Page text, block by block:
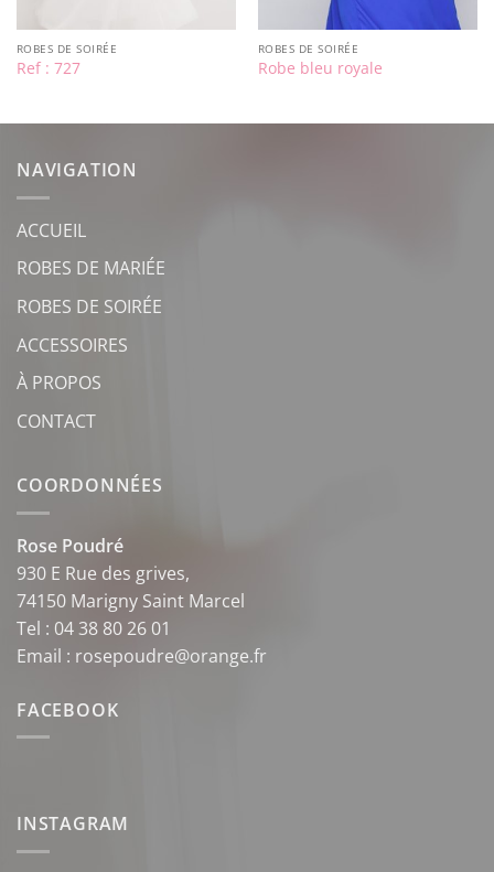
ROBES DE SOIRÉE
Ref : 727
ROBES DE SOIRÉE
Robe bleu royale
NAVIGATION
ACCUEIL
ROBES DE MARIÉE
ROBES DE SOIRÉE
ACCESSOIRES
À PROPOS
CONTACT
COORDONNÉES
Rose Poudré
930 E Rue des grives,
74150 Marigny Saint Marcel
Tel : 04 38 80 26 01
Email : rosepoudre@orange.fr
FACEBOOK
INSTAGRAM